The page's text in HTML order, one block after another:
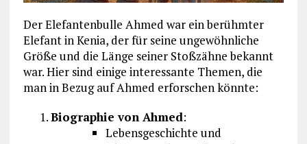
Der Elefantenbulle Ahmed war ein berühmter
Elefant in Kenia, der für seine ungewöhnliche
Größe und die Länge seiner Stoßzähne bekannt
war. Hier sind einige interessante Themen, die
man in Bezug auf Ahmed erforschen könnte:
Biographie von Ahmed:
Lebensgeschichte und